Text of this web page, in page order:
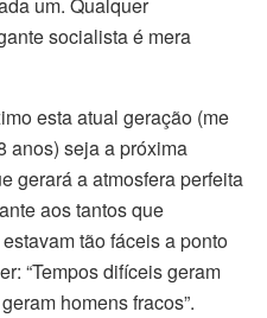
um. Qualquer
socialista é mera
esta atual geração (me
anos) seja a próxima
gerará a atmosfera perfeita
aos tantos que
tão fáceis a ponto
“Tempos difíceis geram
homens fracos”.